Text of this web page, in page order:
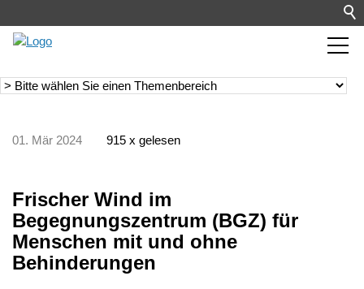
01. Mär 2024 915 x gelesen
Frischer Wind im
Begegnungszentrum (BGZ) für
Menschen mit und ohne
Behinderungen